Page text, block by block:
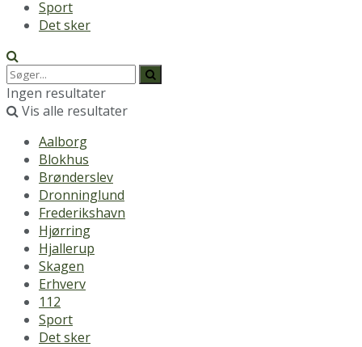
Sport
Det sker
Ingen resultater
Vis alle resultater
Aalborg
Blokhus
Brønderslev
Dronninglund
Frederikshavn
Hjørring
Hjallerup
Skagen
Erhverv
112
Sport
Det sker